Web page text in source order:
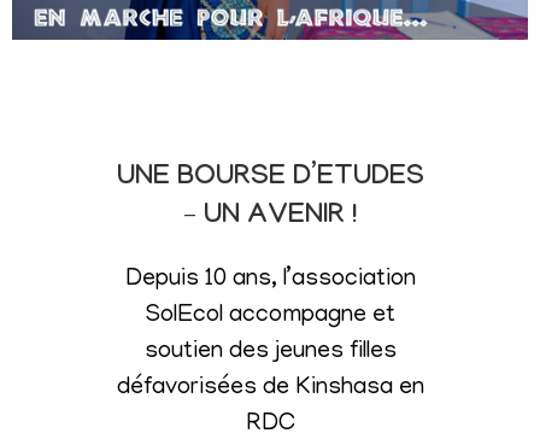
UNE BOURSE D’ETUDES
– UN AVENIR !
Depuis 10 ans, l’association
SolEcol accompagne et
soutien des jeunes filles
défavorisées de Kinshasa en
RDC